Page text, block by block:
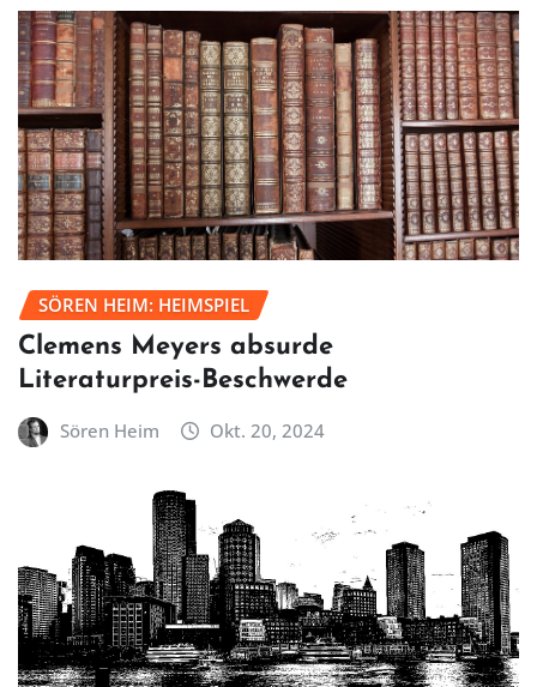
SÖREN HEIM: HEIMSPIEL
Clemens Meyers absurde
Literaturpreis-Beschwerde
Sören Heim Okt. 20, 2024